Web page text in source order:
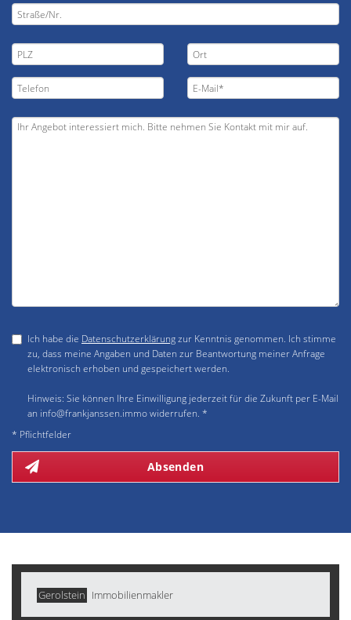
Ich habe die Datenschutzerklärungzur Kenntnis genommen. Ich stimme
zu, dass meine Angaben und Daten zur Beantwortung meiner Anfrage
elektronisch erhoben und gespeichert werden.
Hinweis: Sie können Ihre Einwilligung jederzeit für die Zukunft per E-Mail
an info@frankjanssen.immo widerrufen. *
* Pflichtfelder
Absenden
Gerolstein Immobilienmakler